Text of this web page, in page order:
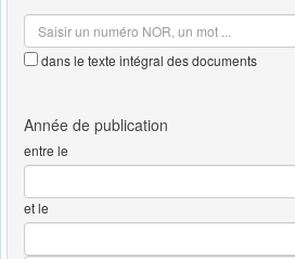
dans le texte intégral des documents
entre le
et le